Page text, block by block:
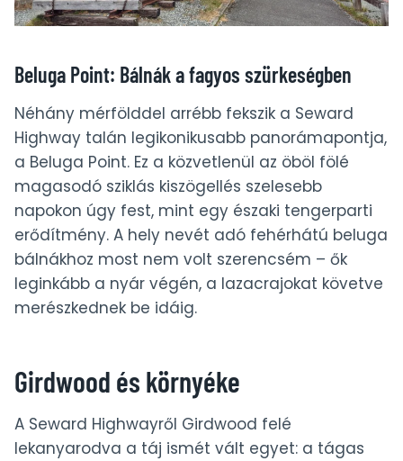
Beluga Point: Bálnák a fagyos szürkeségben
Néhány mérfölddel arrébb fekszik a Seward
Highway talán legikonikusabb panorámapontja,
a Beluga Point. Ez a közvetlenül az öböl fölé
magasodó sziklás kiszögellés szelesebb
napokon úgy fest, mint egy északi tengerparti
erődítmény. A hely nevét adó fehérhátú beluga
bálnákhoz most nem volt szerencsém – ők
leginkább a nyár végén, a lazacrajokat követve
merészkednek be idáig.
Girdwood és környéke
A Seward Highwayről Girdwood felé
lekanyarodva a táj ismét vált egyet: a tágas